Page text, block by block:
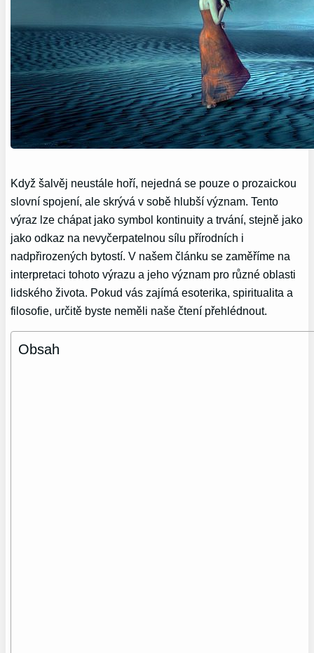
Když šalvěj neustále hoří, nejedná se pouze o prozaickou
slovní spojení, ale skrývá v sobě hlubší význam. Tento
výraz lze chápat jako symbol kontinuity a trvání, stejně jako
jako odkaz na nevyčerpatelnou sílu přírodních i
nadpřirozených bytostí. V našem článku se zaměříme na
interpretaci tohoto výrazu a jeho význam pro různé oblasti
lidského života. Pokud vás zajímá esoterika, spiritualita a
filosofie, určitě byste neměli naše čtení přehlédnout.
Obsah